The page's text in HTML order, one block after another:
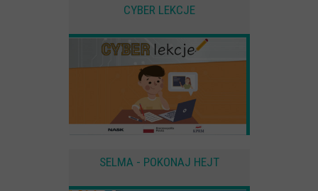
CYBER LEKCJE
SELMA - POKONAJ HEJT